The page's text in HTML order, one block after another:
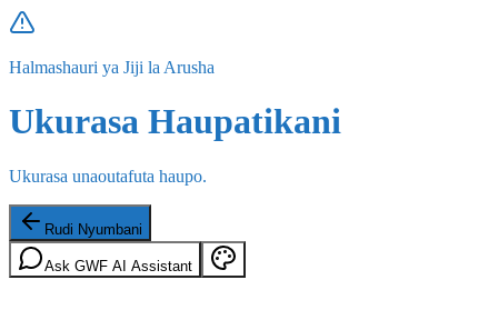
Halmashauri ya Jiji la Arusha
Ukurasa Haupatikani
Ukurasa unaoutafuta haupo.
Rudi Nyumbani
Ask GWF AI Assistant